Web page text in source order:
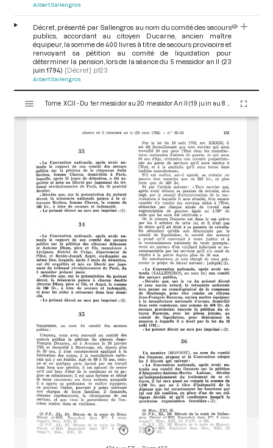
Albert Sallengros
Décret, présenté par Sallengros au nom du comité des secours
publics, accordant au citoyen Ducarne, ancien maître
équipeur, la somme de 400 livres à titre de secours provisoire et
renvoyant sa pétition au comité de liquidation pour
déterminer la pension, lors de la séance du 5 messidor an II (23
juin 1794) [Décret] p.123
Albert Sallengros
s